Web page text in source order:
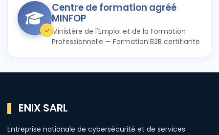
Centre de formation agréé
MINFOP
Ministère de l'Emploi et de la Formation
Professionnelle — Formation B2B certifiante
ENIX SARL
Entreprise nationale de cybersécurité et de services